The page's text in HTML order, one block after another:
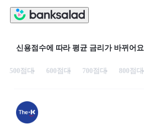
신용점수에 따라 평균 금리가 바뀌어요
500점대 600점대 700점대 800점대